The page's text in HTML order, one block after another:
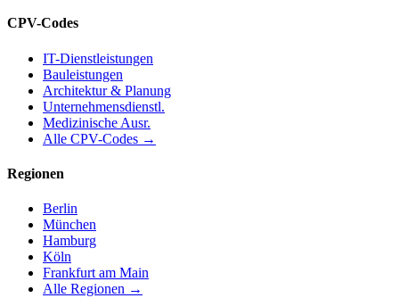
CPV-Codes
IT-Dienstleistungen
Bauleistungen
Architektur & Planung
Unternehmensdienstl.
Medizinische Ausr.
Alle CPV-Codes →
Regionen
Berlin
München
Hamburg
Köln
Frankfurt am Main
Alle Regionen →